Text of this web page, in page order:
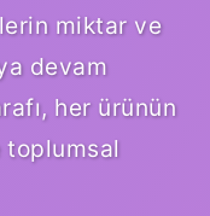
miktar ve
devam
her ürünün
toplumsal